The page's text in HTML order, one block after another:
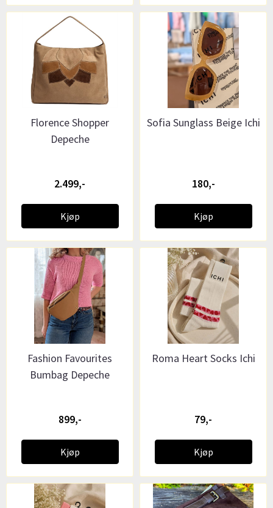
Florence Shopper
Depeche
2.499,-
Kjøp
Sofia Sunglass Beige Ichi
180,-
Kjøp
Fashion Favourites
Bumbag Depeche
899,-
Kjøp
Roma Heart Socks Ichi
79,-
Kjøp